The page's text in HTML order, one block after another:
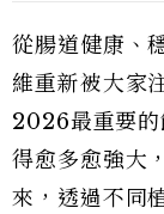
從腸道健康、
維重新被大
2026最重要的
得愈多愈強大
來，透過不同